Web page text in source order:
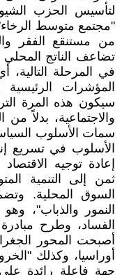
لتأسيس الحزب
من مستنقع الفقر
تضاعف الناتج المحلي
المؤشرات
سيكون هذه المرة
والاجتماعية، بدلاً
سمات الأسلوب
الأسلوب في تسريع
إعادة توجيه
ثمن إلى التنمية
السوق المحلية.
النمور والذباب"،
الفساد، وطرح
أصبحت المحور
أوراسيا، وكذلك
جهة فاعلة رائدة